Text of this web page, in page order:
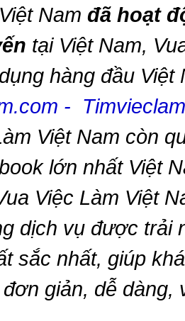
Nam đã hoạt
tại Việt Nam,
hàng đầu Việt
-
Việt Nam còn
lớn nhất Việt
Việc Làm Việt
dịch vụ được trải
sắc nhất, giúp
giản, dễ dàng,